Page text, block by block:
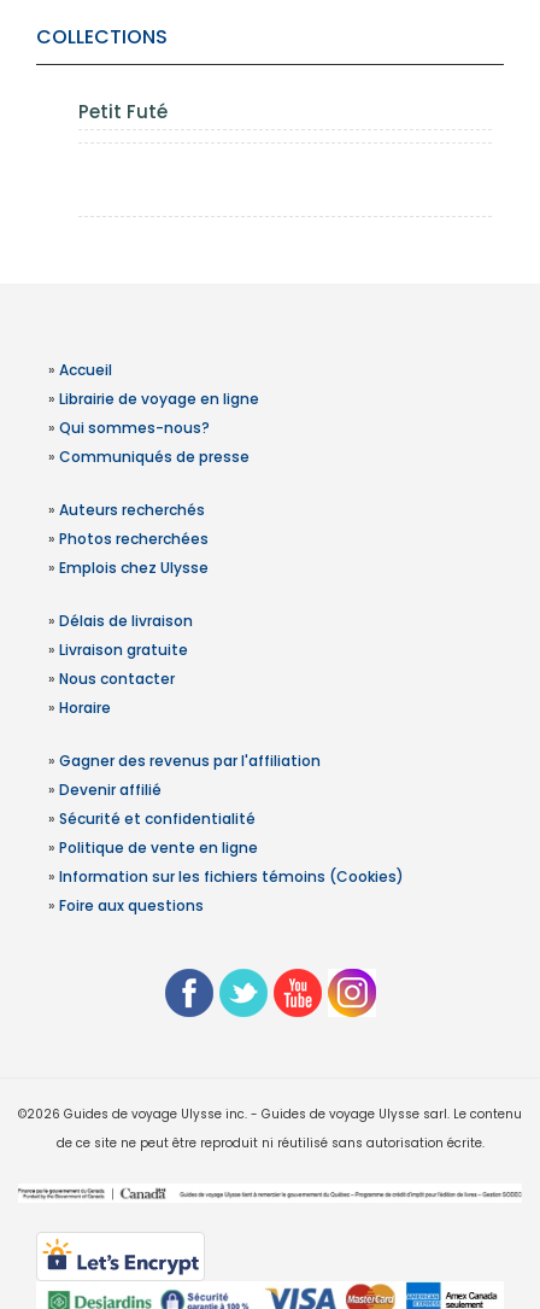
COLLECTIONS
Petit Futé
» Accueil
» Librairie de voyage en ligne
» Qui sommes-nous?
» Communiqués de presse
» Auteurs recherchés
» Photos recherchées
» Emplois chez Ulysse
» Délais de livraison
» Livraison gratuite
» Nous contacter
» Horaire
» Gagner des revenus par l'affiliation
» Devenir affilié
» Sécurité et confidentialité
» Politique de vente en ligne
» Information sur les fichiers témoins (Cookies)
» Foire aux questions
©2026 Guides de voyage Ulysse inc. - Guides de voyage Ulysse sarl. Le contenu
de ce site ne peut être reproduit ni réutilisé sans autorisation écrite.